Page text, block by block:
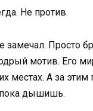
Не против.
замечал. Просто
мотив. Его
местах. А за
пока дышишь.